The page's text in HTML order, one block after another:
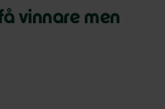
vinnare men